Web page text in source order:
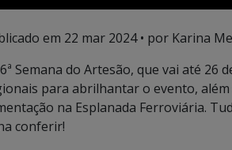
em 22 mar 2024• por Karina
Semana do Artesão, que vai até
para abrilhantar o evento,
na Esplanada Ferroviária.
conferir!